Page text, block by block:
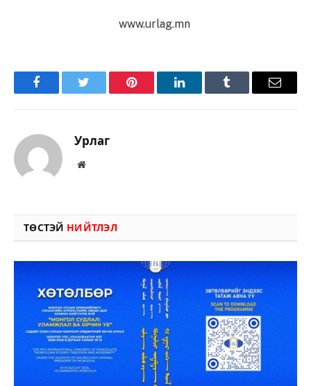
www.urlag.mn
FacebookTwitter Pinterest LinkedInTumblr Имэйл
Урлаг
Вэбсайт
ТӨСТЭЙ НИЙТЛЭЛ